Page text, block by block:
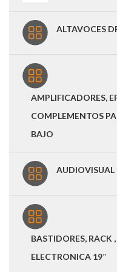
ALTAVOCES
AMPLIFICADORES,
COMPLEMENTOS
BAJO
AUDIOVISUAL
BASTIDORES, RACK
ELECTRONICA 19″